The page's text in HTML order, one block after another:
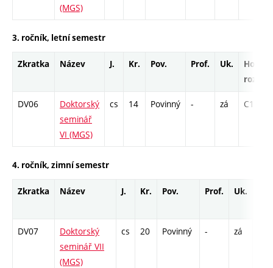
(MGS)
3. ročník, letní semestr
Zkratka Název J. Kr. Pov. Prof. Uk.
Hod.
rozsah
DV06
Doktorský
seminář
VI (MGS)
cs 14 Povinný - zá C1 - 78
4. ročník, zimní semestr
Zkratka Název J. Kr. Pov. Prof. Uk.
DV07
Doktorský
seminář VII
(MGS)
cs 20 Povinný - zá